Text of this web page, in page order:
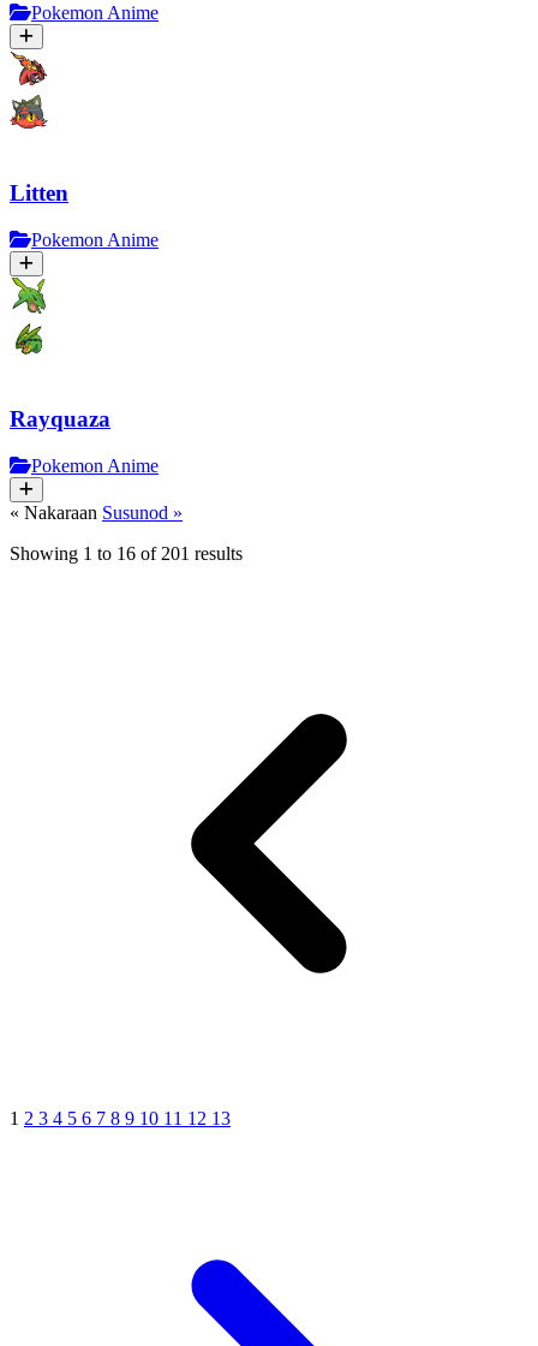
Pokemon Anime
Litten
Pokemon Anime
Rayquaza
Pokemon Anime
« Nakaraan Susunod »
Showing 1 to 16 of 201 results
1 2 3 4 5 6 7 8 9 10 11 12 13